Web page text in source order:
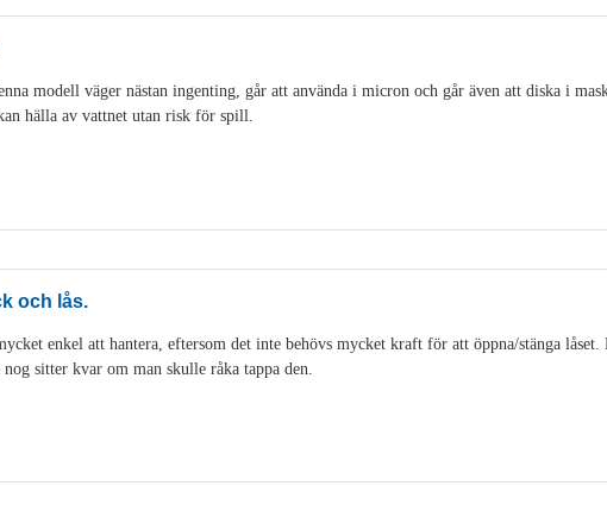
modell väger nästan ingenting, går att använda i micron och går även att diska i
hälla av vattnet utan risk för spill.
och lås.
enkel att hantera, eftersom det inte behövs mycket kraft för att öppna/stänga
sitter kvar om man skulle råka tappa den.